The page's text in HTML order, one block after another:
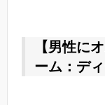
【男性に
ーム：ディ